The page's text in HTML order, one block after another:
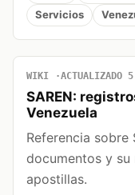
Servicios
WIKI ACTUALIZADO
SAREN:
Venezuela
Referencia sobre
documentos y
apostillas.